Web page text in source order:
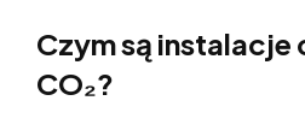
Czym są instalacje
CO₂?